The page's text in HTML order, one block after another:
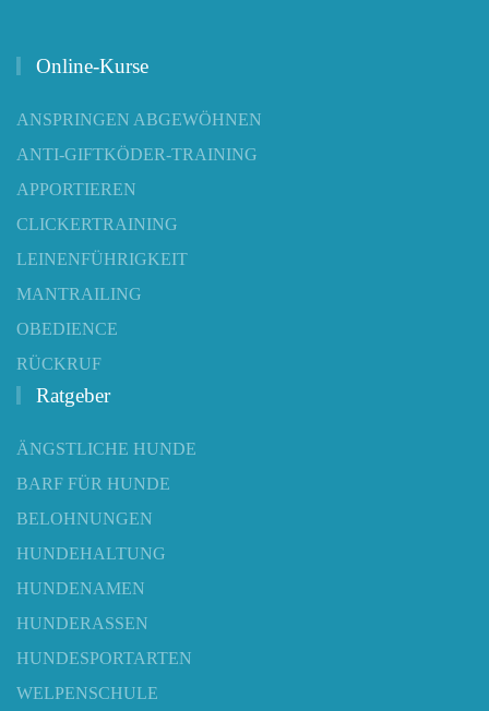
Online-Kurse
ANSPRINGEN ABGEWÖHNEN
ANTI-GIFTKÖDER-TRAINING
APPORTIEREN
CLICKERTRAINING
LEINENFÜHRIGKEIT
MANTRAILING
OBEDIENCE
RÜCKRUF
Ratgeber
ÄNGSTLICHE HUNDE
BARF FÜR HUNDE
BELOHNUNGEN
HUNDEHALTUNG
HUNDENAMEN
HUNDERASSEN
HUNDESPORTARTEN
WELPENSCHULE